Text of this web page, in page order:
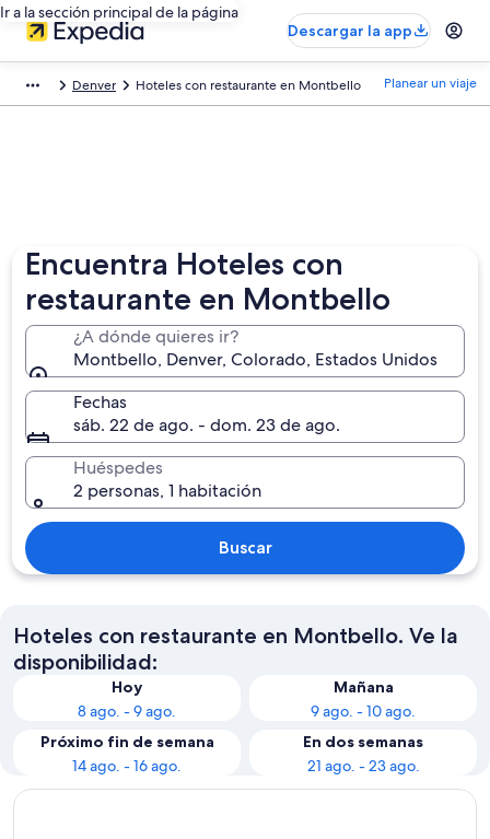
Ir a la sección principal de la página
Descargar la app
Denver Hoteles con restaurante en Montbello Planear un viaje
Encuentra Hoteles con
restaurante en Montbello
¿A dónde quieres ir?
Montbello, Denver, Colorado, Estados Unidos
Fechas
sáb. 22 de ago. - dom. 23 de ago.
Huéspedes
2 personas, 1 habitación
Buscar
Hoteles con restaurante en Montbello. Ve la
disponibilidad:
Hoy
8 ago. - 9 ago.
Mañana
9 ago. - 10 ago.
Próximo fin de semana
14 ago. - 16 ago.
En dos semanas
21 ago. - 23 ago.